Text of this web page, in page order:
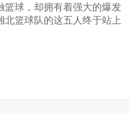
篮球，却拥有着强大的爆发
篮球队的这五人终于站上